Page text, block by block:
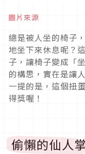
圖片來源
總是被人坐的椅子
地坐下來休息呢？
子，讓椅子變成「
的構思，實在是讓
一提的是，這個扭
得獎喔！
偷懶的仙人